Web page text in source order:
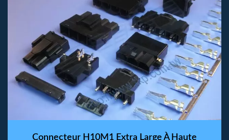
Connecteur H10M1 Extra Large À Haute